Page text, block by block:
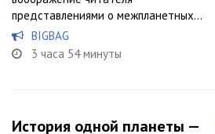
представлениями о межпланетных...
BIGBAG
3 часа 54 минуты
История одной планеты —